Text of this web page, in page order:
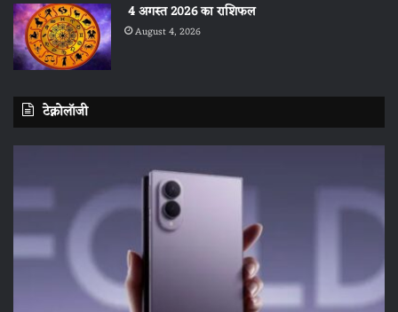
4 अगस्त 2026 का राशिफल
August 4, 2026
टेक्नोलॉजी